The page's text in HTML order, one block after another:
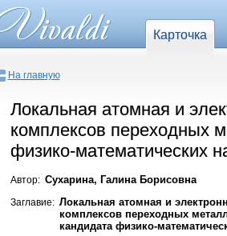
Карточка
На главную
Локальная атомная и
комплексов переходных
физико-математических
Автор: Сухарина, Галина Борисовна
Заглавие: Локальная атомная и
комплексов переходных
кандидата физико-